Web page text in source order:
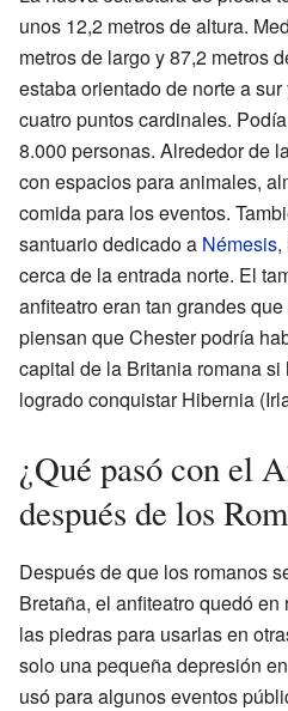
unos 12,2 metros de altura.
metros de largo y 87,2 metros
estaba orientado de norte a
cuatro puntos cardinales.
8.000 personas. Alrededor de
con espacios para animales,
comida para los eventos.
santuario dedicado a Némesis,
cerca de la entrada norte. El
anfiteatro eran tan grandes
piensan que Chester podría
capital de la Britania romana
logrado conquistar Hibernia
¿Qué pasó con el
después de los
Después de que los romanos
Bretaña, el anfiteatro quedó
las piedras para usarlas en
solo una pequeña depresión
usó para algunos eventos